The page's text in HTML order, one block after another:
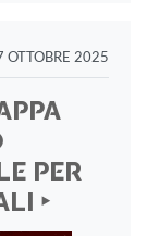
OTTOBRE 2025
PER
‣